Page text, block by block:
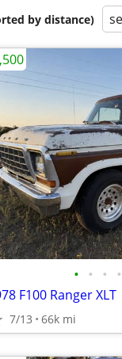
by distance)
• • • •
F100 Ranger XLT
7/13 66k mi